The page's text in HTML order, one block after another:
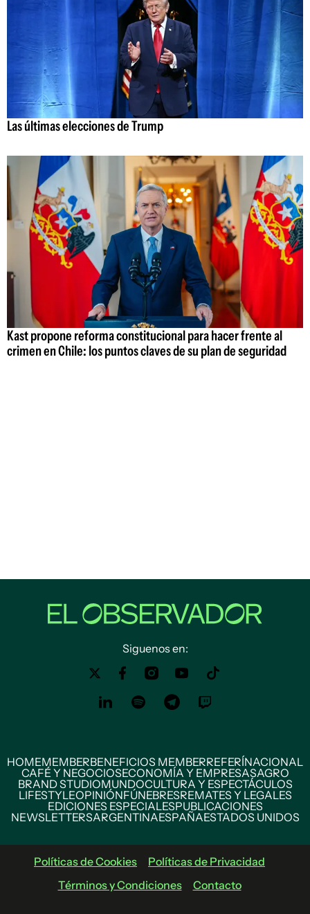
Las últimas elecciones de Trump
Kast propone reforma constitucional para hacer frente al
crimen en Chile: los puntos claves de su plan de seguridad
Siguenos en:
HOMEMEMBERBENEFICIOS MEMBERREFERÍNACIONAL
CAFÉ Y NEGOCIOSECONOMÍA Y EMPRESASAGRO
BRAND STUDIOMUNDOCULTURA Y ESPECTÁCULOS
LIFESTYLEOPINIÓNFÚNEBRESREMATES Y LEGALES
EDICIONES ESPECIALESPUBLICACIONES
NEWSLETTERSARGENTINAESPAÑAESTADOS UNIDOS
Políticas de Cookies
Políticas de Privacidad
Términos y Condiciones
Contacto